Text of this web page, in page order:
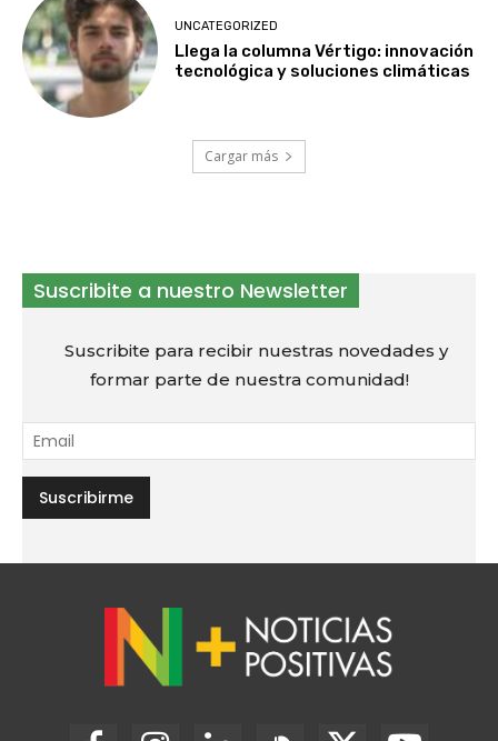
UNCATEGORIZED
Llega la columna Vértigo: innovación
tecnológica y soluciones climáticas
Cargar más
Suscribite a nuestro Newsletter
Suscribite para recibir nuestras novedades y
formar parte de nuestra comunidad!